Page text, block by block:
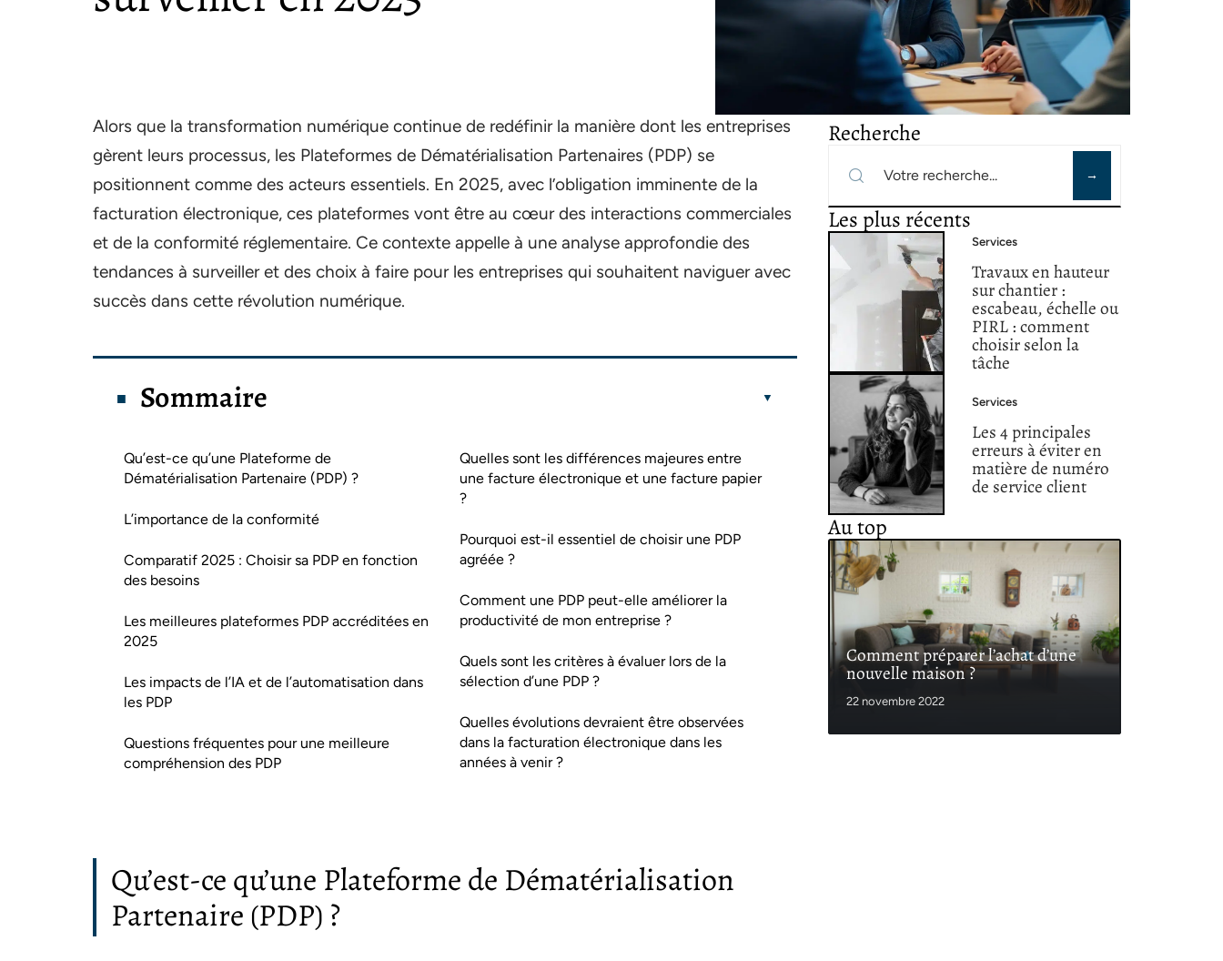
Alors que la transformation numérique continue de redéfinir la manière dont les entreprises
gèrent leurs processus, les Plateformes de Dématérialisation Partenaires (PDP) se
positionnent comme des acteurs essentiels. En 2025, avec l’obligation imminente de la
facturation électronique, ces plateformes vont être au cœur des interactions commerciales
et de la conformité réglementaire. Ce contexte appelle à une analyse approfondie des
tendances à surveiller et des choix à faire pour les entreprises qui souhaitent naviguer avec
succès dans cette révolution numérique.
Sommaire
Qu’est-ce qu’une Plateforme de
Dématérialisation Partenaire (PDP) ?
L’importance de la conformité
Comparatif 2025 : Choisir sa PDP en fonction
des besoins
Les meilleures plateformes PDP accréditées en
2025
Les impacts de l’IA et de l’automatisation dans
les PDP
Questions fréquentes pour une meilleure
compréhension des PDP
Quelles sont les différences majeures entre
une facture électronique et une facture papier
?
Pourquoi est-il essentiel de choisir une PDP
agréée ?
Comment une PDP peut-elle améliorer la
productivité de mon entreprise ?
Quels sont les critères à évaluer lors de la
sélection d’une PDP ?
Quelles évolutions devraient être observées
dans la facturation électronique dans les
années à venir ?
Qu’est-ce qu’une Plateforme de Dématérialisation
Partenaire (PDP) ?
Recherche
Les plus récents
Services
Travaux en hauteur
sur chantier :
escabeau, échelle ou
PIRL : comment
choisir selon la
tâche
Services
Les 4 principales
erreurs à éviter en
matière de numéro
de service client
Au top
Comment préparer l’achat d’une
nouvelle maison ?
22 novembre 2022